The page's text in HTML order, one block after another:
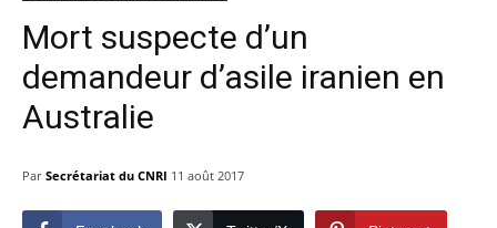
Mort suspecte d’un
demandeur d’asile iranien en
Australie
Par Secrétariat du CNRI 11 août 2017